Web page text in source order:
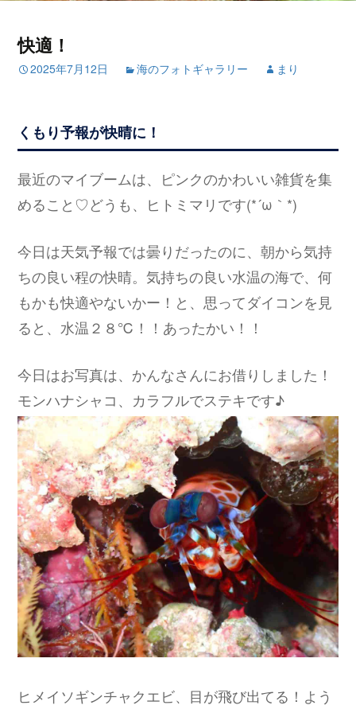
快適！
2025年7月12日 海のフォトギャラリー まり
くもり予報が快晴に！
最近のマイブームは、ピンクのかわいい雑貨を集
めること♡どうも、ヒトミマリです(*´ω｀*)
今日は天気予報では曇りだったのに、朝から気持
ちの良い程の快晴。気持ちの良い水温の海で、何
もかも快適やないかー！と、思ってダイコンを見
ると、水温２８℃！！あったかい！！
今日はお写真は、かんなさんにお借りしました！
モンハナシャコ、カラフルでステキです♪
ヒメイソギンチャクエビ、目が飛び出てる！よう